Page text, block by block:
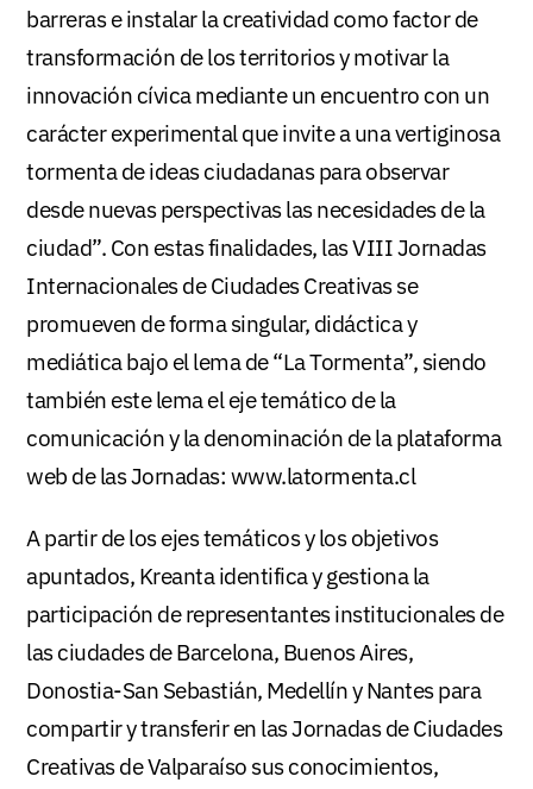
barreras e instalar la creatividad como factor de
transformación de los territorios y motivar la
innovación cívica mediante un encuentro con un
carácter experimental que invite a una vertiginosa
tormenta de ideas ciudadanas para observar
desde nuevas perspectivas las necesidades de la
ciudad”. Con estas finalidades, las VIII Jornadas
Internacionales de Ciudades Creativas se
promueven de forma singular, didáctica y
mediática bajo el lema de “La Tormenta”, siendo
también este lema el eje temático de la
comunicación y la denominación de la plataforma
web de las Jornadas: www.latormenta.cl
A partir de los ejes temáticos y los objetivos
apuntados, Kreanta identifica y gestiona la
participación de representantes institucionales de
las ciudades de Barcelona, Buenos Aires,
Donostia-San Sebastián, Medellín y Nantes para
compartir y transferir en las Jornadas de Ciudades
Creativas de Valparaíso sus conocimientos,